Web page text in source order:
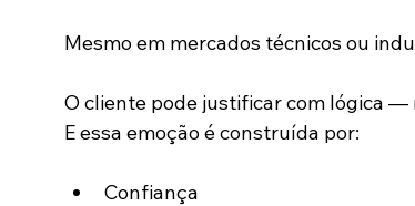
Mesmo em mercados técnicos ou
O cliente pode justificar com lógica —
E essa emoção é construída por:
Confiança